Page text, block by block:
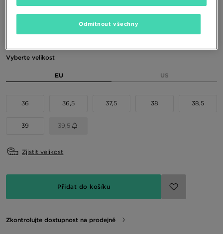
Vyberte velikost
EU US
36 36,5 37,5 38 38,5
39 39,5
Zjistit velikost
Přidat do košíku
Zkontrolujte dostupnost na prodejně
Odmítnout všechny